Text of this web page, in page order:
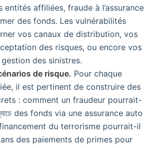
entités affiliées, fraude à l’assurance
des fonds. Les vulnérabilités
vos canaux de distribution, vos
des risques, ou encore vos
des sinistres.
de risque. Pour chaque
il est pertinent de construire des
: comment un fraudeur pourrait-
des fonds via une assurance auto
du terrorisme pourrait-il
des paiements de primes pour